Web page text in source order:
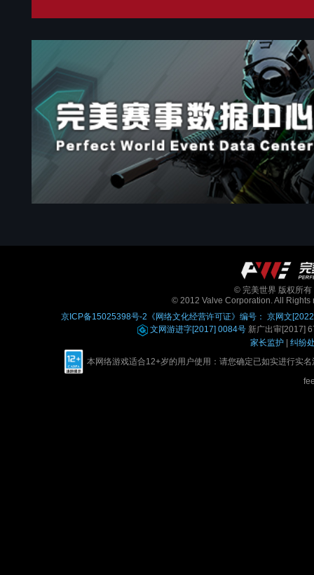
© 完美世界 版权所
© 2012 Valve Corporation. All Rights
京ICP备15025398号-2 《网络文化经营许可证》编号： 京网文
文网游进字[2017] 0084号新广出审[2017]
家长监护| 纠纷
本网络游戏适合12+岁的用户使用：请您确定已如实进行实